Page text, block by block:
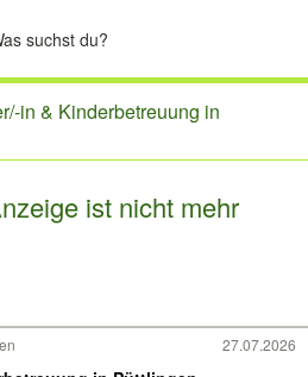
in & Kinderbetreuung in
ist nicht mehr
27.07.2026